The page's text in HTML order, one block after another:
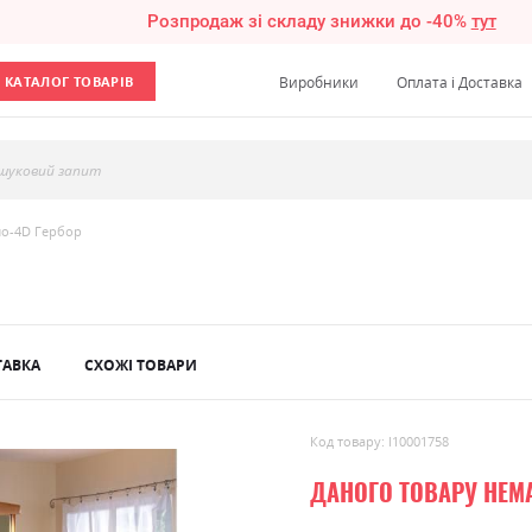
Розпродаж зі складу знижки до -40% тут
КАТАЛОГ ТОВАРІВ Виробники Оплата і Доставка
запит
4D Гербор
СХОЖІ ТОВАРИ
Код товару: l10001758
ДАНОГО ТОВАРУ